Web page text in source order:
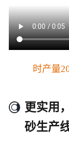
时产量
更实用
砂生产